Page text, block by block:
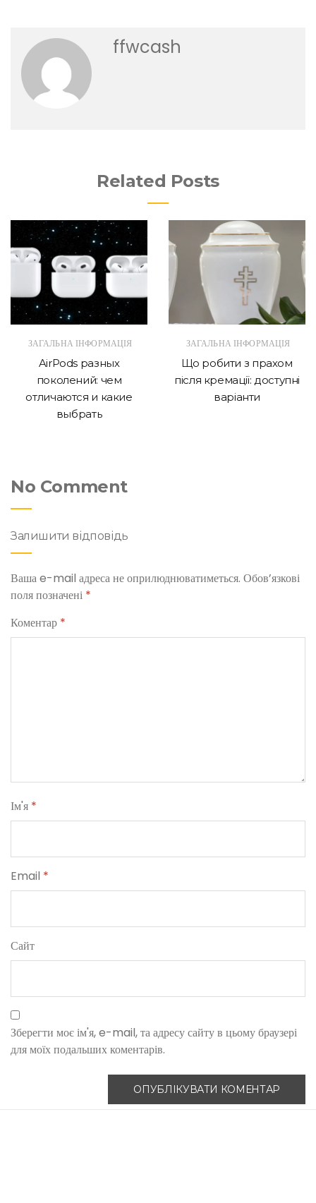
ffwcash
Related Posts
ЗАГАЛЬНА ІНФОРМАЦІЯ
AirPods разных
поколений: чем
отличаются и какие
выбрать
ЗАГАЛЬНА ІНФОРМАЦІЯ
Що робити з прахом
після кремації: доступні
варіанти
No Comment
Залишити відповідь
Ваша e-mail адреса не оприлюднюватиметься. Обов’язкові
поля позначені *
Коментар *
Ім'я *
Email *
Сайт
Зберегти моє ім'я, e-mail, та адресу сайту в цьому браузері
для моїх подальших коментарів.